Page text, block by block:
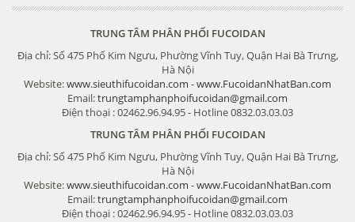
TRUNG TÂM PHÂN PHỐI FUCOIDAN
Địa chỉ: Số 475 Phố Kim Ngưu, Phường Vĩnh Tuy, Quận Hai Bà Trưng,
Hà Nội
Website:www.sieuthifucoidan.com -www.FucoidanNhatBan.com
Email:trungtamphanphoifucoidan@gmail.com
Điện thoại : 02462.96.94.95 - Hotline 0832.03.03.03
TRUNG TÂM PHÂN PHỐI FUCOIDAN
Địa chỉ: Số 475 Phố Kim Ngưu, Phường Vĩnh Tuy, Quận Hai Bà Trưng,
Hà Nội
Website:www.sieuthifucoidan.com -www.FucoidanNhatBan.com
Email:trungtamphanphoifucoidan@gmail.com
Điện thoại : 02462.96.94.95 - Hotline 0832.03.03.03